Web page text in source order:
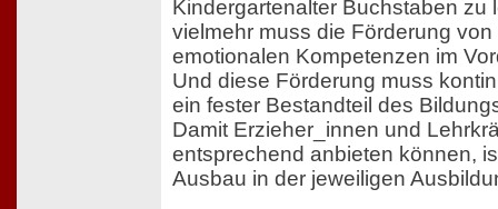
Kindergartenalter Buchstaben zu
vielmehr muss die Förderung
emotionalen Kompetenzen im
Und diese Förderung muss
ein fester Bestandteil des
Damit Erzieher_innen und
entsprechend anbieten können,
Ausbau in der jeweiligen